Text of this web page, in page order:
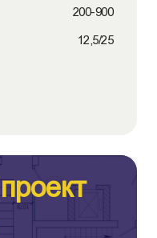
200-900
12,5/25